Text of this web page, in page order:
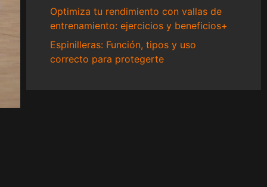
Optimiza tu rendimiento con vallas de
entrenamiento: ejercicios y beneficios+
Espinilleras: Función, tipos y uso
correcto para protegerte